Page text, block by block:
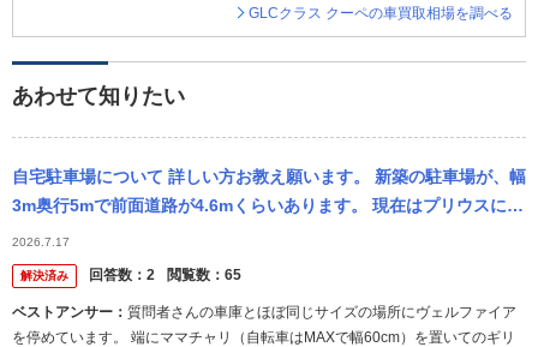
GLCクラス クーペの車買取相場を調べる
あわせて知りたい
自宅駐車場について 詳しい方お教え願います。 新築の駐車場が、幅
3m奥行5mで前面道路が4.6mくらいあります。 現在はプリウスに乗
っておりますが、ベンツGLCかボルボxc40に乗り換えを検討...
2026.7.17
解決済み 回答数： 2 閲覧数： 65
ベストアンサー： 質問者さんの車庫とほぼ同じサイズの場所にヴェルファイア
を停めています。 端にママチャリ（自転車はMAXで幅60cm）を置いてのギリ